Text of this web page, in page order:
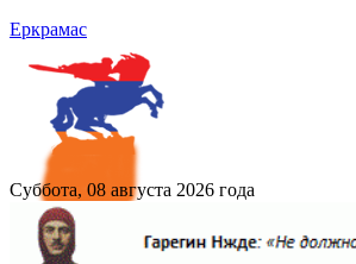
Еркрамас
Суббота, 08 августа 2026 года